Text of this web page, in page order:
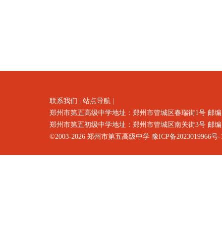
联系我们 站点导航
郑州市第五高级中学地址：郑州市管城区春瑞街1号 邮
郑州市第五初级中学地址：郑州市管城区南关街3号 邮
©2003-2026 郑州市第五高级中学 豫ICP备2023019966号-